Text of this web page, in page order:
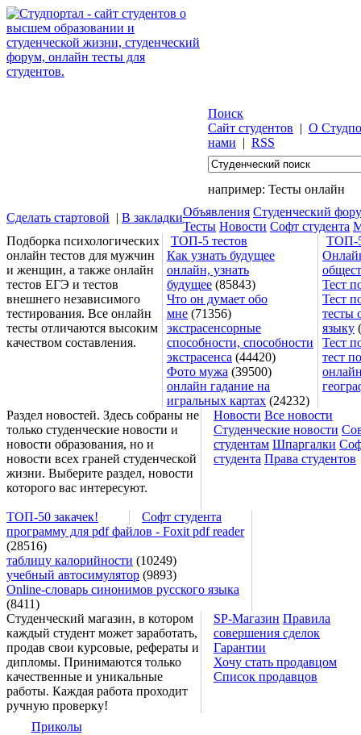
Поиск
Сайт студентов | О
нами | RSS
например: Тесты онлайн
Сделать стартовой | В закладкиОбъявления Студенческий
Тесты Новости Софт студента
Подборка психологических
онлайн тестов для мужчин
и женщин, а также онлайн
тестов ЕГЭ и тестов
внешнего независимого
тестирования. Все онлайн
тесты отличаются высоким
качеством составления.
ТОП-5 тестов
ТОП-
Как узнать будущее
онлайн, узнать
будущее (85843)
Что он думает обо
мне (71356)
экстрасенсорные
способности, способности
экстрасенса (44420)
Фото мужа (39500)
онлайн гадание на
игральных картах (24232)
Тест
Тест
тесты
языку
Тест
тест
Раздел новостей. Здесь собраны не
только студенческие новости и
новости образования, но и
новости всех граней студенческой
жизни. Выберите раздел, новости
которого вас интересуют.
Новости Все новости
Студенческие новости
студентам Шпаргалки
студента Права студентов
ТОП-50 закачек!
Софт студента
программу для pdf файлов - Foxit pdf reader
(28516)
таблицу калорийности (10249)
учебный автосимулятор (9893)
Online-словарь синонимов русского языка
(8411)
Студенческий магазин, в котором
каждый студент может заработать,
продав свои курсовые, рефераты и
дипломы. Принимаются только
качественные и уникальные
работы. Каждая работа проходит
ручную проверку!
SP-Магазин Правила
совершения сделок
Гарантии
Хочу стать продавцом
Список продавцов
Приколы